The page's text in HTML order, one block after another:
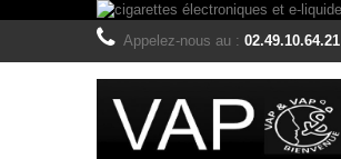
Appelez-nous au : 02.49.10.64.21